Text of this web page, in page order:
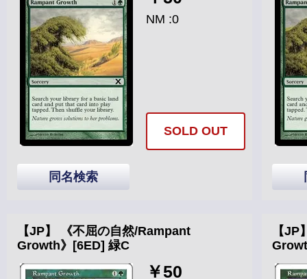
NM :0
SOLD OUT
同名検索
【JP】 《不屈の自然/Rampant
Growth》[6ED] 緑C
￥50
【